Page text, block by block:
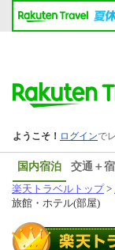
国内宿泊 交通＋宿
楽天トラベルトップ>
旅館・ホテル(部屋)